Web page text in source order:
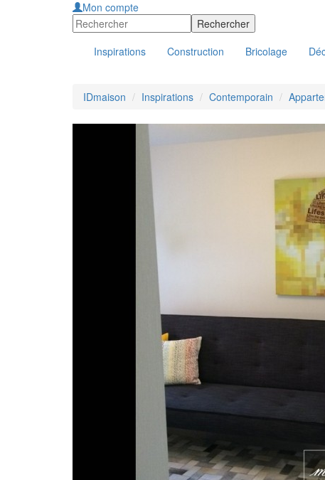
Mon compte
Inspirations Construction Bricolage
IDmaison Inspirations Contemporain